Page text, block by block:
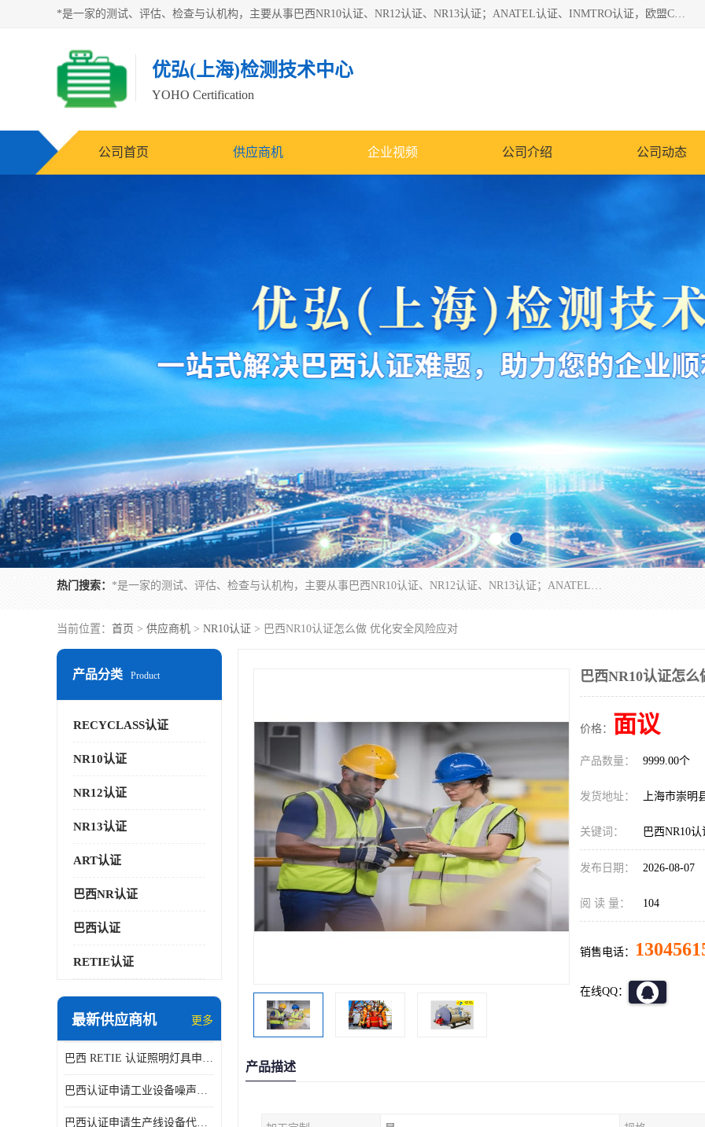
*是一家的测试、评估、检查与认机构，主要从事巴西NR10认证、NR12认证、NR13认证；ANATEL认证、INMTRO认证，欧盟CE认证：MD认证，PED认证，MID认证，ATEX认证，德国蓝色天使认证。
优弘(上海)检测技术中心
YOHO Certification
公司首页 供应商机 企业视频 公司介绍 公司动态
热门搜索： *是一家的测试、评估、检查与认机构，主要从事巴西NR10认证、NR12认证、NR13认证；ANATEL认证、INMTRO认证，欧盟CE认证：MD认证，PED认证，MID认证，ATEX认证，德国蓝色天使认证。
当前位置： 首页 > 供应商机 > NR10认证 > 巴西NR10认证怎么做 优化安全风险应对
产品分类 Product
RECYCLASS认证
NR10认证
NR12认证
NR13认证
ART认证
巴西NR认证
巴西认证
RETIE认证
最新供应商机 更多
巴西 RETIE 认证照明灯具申请 RETIE 认证
巴西认证申请工业设备噪声控制认证规范
巴西认证申请生产线设备代理机构选择
巴西NR10认证怎
价格： 面议
产品数量： 9999.00个
发货地址： 上海市崇
关键词： 巴西NR10
发布日期： 2026-08-07
阅 读 量： 104
销售电话：
在线QQ：
产品描述